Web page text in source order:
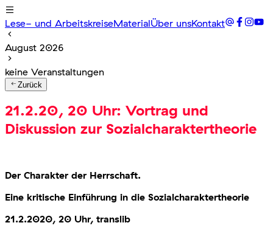
Lese- und ArbeitskreiseMaterialÜber unsKontakt
August 2026
keine Veranstaltungen
Zurück
21.2.20, 20 Uhr: Vortrag und
Diskussion zur Sozialcharaktertheorie
Der Charakter der Herrschaft.
Eine kritische Einführung in die Sozialcharaktertheorie
21.2.2020, 20 Uhr, translib